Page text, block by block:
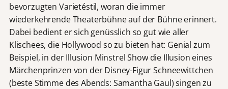
bevorzugten Varietéstil, woran die immer
wiederkehrende Theaterbühne auf der Bühne erinnert.
Dabei bedient er sich genüsslich so gut wie aller
Klischees, die Hollywood so zu bieten hat: Genial zum
Beispiel, in der Illusion Minstrel Show die Illusion eines
Märchenprinzen von der Disney-Figur Schneewittchen
(beste Stimme des Abends: Samantha Gaul) singen zu